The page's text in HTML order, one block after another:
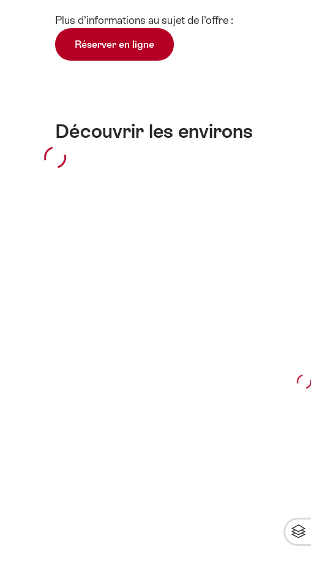
les
contenus
Informations
Plus d’informations au sujet de l’offre :
Réserver en ligne
Découvrir les environs